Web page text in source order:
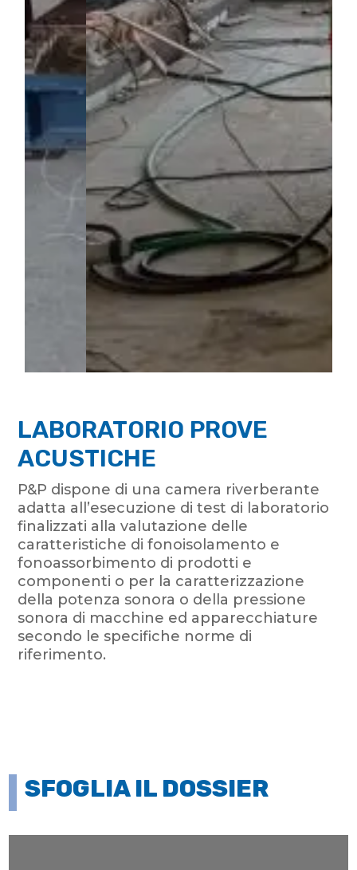
LABORATORIO PROVE
ACUSTICHE
P&P dispone di una camera riverberante
adatta all’esecuzione di test di laboratorio
finalizzati alla valutazione delle
caratteristiche di fonoisolamento e
fonoassorbimento di prodotti e
componenti o per la caratterizzazione
della potenza sonora o della pressione
sonora di macchine ed apparecchiature
secondo le specifiche norme di
riferimento.
SFOGLIA IL DOSSIER